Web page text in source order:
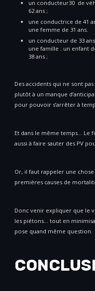
un conducteur30 de
62 ans ;
une conductrice de 41
une femme de 31 ans.
un conducteur de 33
une famille : un enfant
38 ans ;
Des accidents qui ne sont
plutôt à un manque
pour pouvoir s’arrêter à
Et dans le même temps… Le
aussi à faire sauter des PV
Or, il faut rappeler une chose
premières causes de
Donc venir expliquer que le
les piétons… tout en
pose quand même question.